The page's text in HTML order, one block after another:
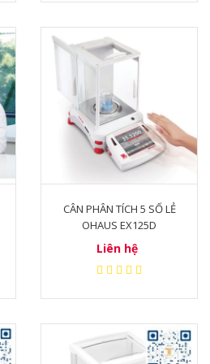
CÂN PHÂN TÍCH 5 SỐ LẺ
OHAUS EX125D
Liên hệ